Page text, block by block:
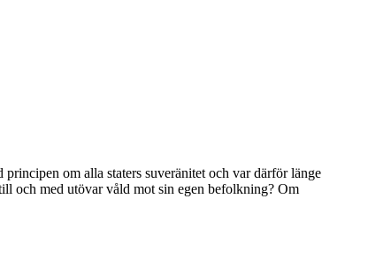
om alla staters suveränitet och var därför länge
och med utövar våld mot sin egen befolkning? Om